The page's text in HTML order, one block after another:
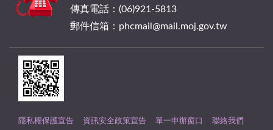
傳真電話：(06)921-5813
郵件信箱：phcmail@mail.moj.gov.tw
隱私權保護宣告 資訊安全政策宣告 單一申辦窗口 聯絡我們